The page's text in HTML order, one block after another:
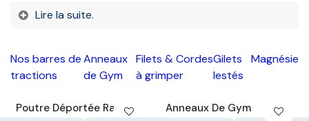
Lire la suite.
Nos barres de
tractions
Anneaux
de Gym
Filets & Cordes
à grimper
Gilets
lestés
Magnésie
Poutre Déportée Rack Anneaux De Gym